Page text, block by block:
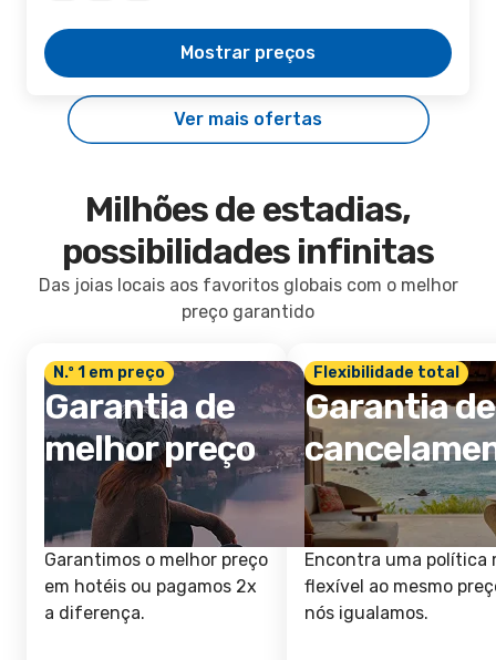
Mostrar preços
Ver mais ofertas
Milhões de estadias,
possibilidades infinitas
Das joias locais aos favoritos globais com o melhor
preço garantido
N.º 1 em preço
Garantia de
melhor preço
Garantimos o melhor preço
em hotéis ou pagamos 2x
a diferença.
Flexibilidade total
Garantia de
Encontra uma política
flexível ao mesmo
nós igualamos.